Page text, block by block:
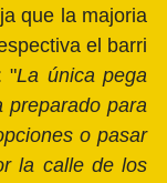
que la majoria
el barri
"La única pega
preparado para
o pasar
la calle de los